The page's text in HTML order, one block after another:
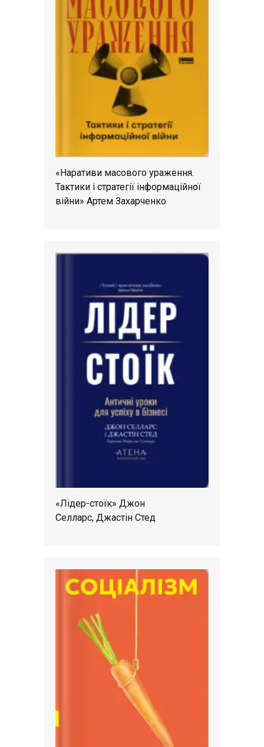
«Наративи масового ураження.
Тактики і стратегії інформаційної
війни» Артем Захарченко
«Лідер-стоїк» Джон
Селларс, Джастін Стед